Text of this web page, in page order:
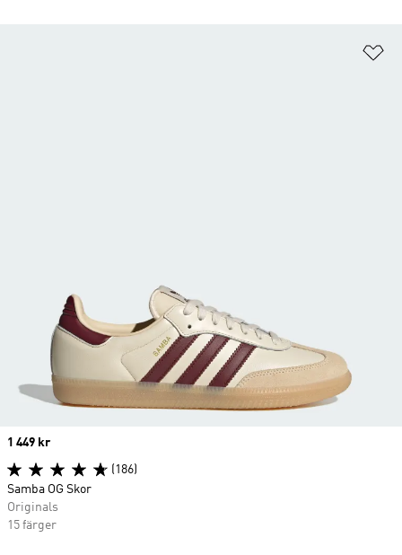
Price
1 449 kr
(186)
Samba OG Skor
Originals
15 färger